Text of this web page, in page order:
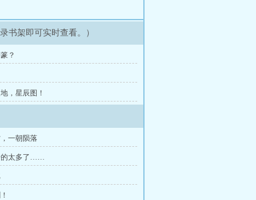
书架即可实时查看。）
？
，星辰图！
一朝陨落
的太多了……